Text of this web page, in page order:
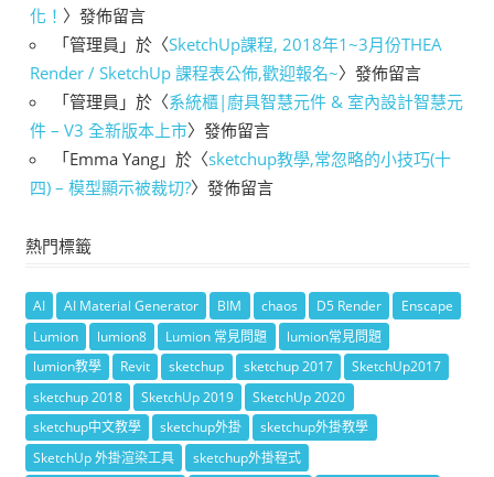
化！ 〉發佈留言
「管理員 」於〈SketchUp課程, 2018年1~3月份THEA
Render / SketchUp 課程表公佈,歡迎報名~〉發佈留言
「管理員 」於〈系統櫃|廚具智慧元件 & 室內設計智慧元
件 – V3 全新版本上市〉發佈留言
「Emma Yang 」於〈sketchup教學,常忽略的小技巧(十
四) – 模型顯示被裁切?〉發佈留言
熱門標籤
AI AI Material Generator BIM chaos D5 Render
Enscape
Lumion
lumion8 Lumion 常見問題
lumion常見問題
lumion教學
Revit sketchup sketchup 2017
SketchUp2017
sketchup 2018
SketchUp 2019
SketchUp 2020
sketchup中文教學
sketchup外掛
sketchup外掛教學
SketchUp 外掛渲染工具
sketchup外掛程式